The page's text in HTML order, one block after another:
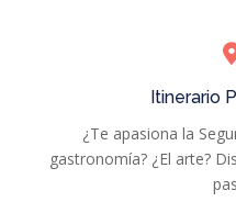
Itinerario
¿Te apasiona la
gastronomía? ¿El arte?